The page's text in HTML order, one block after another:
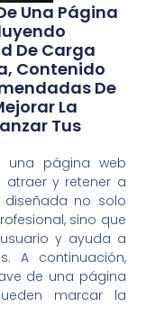
Una Página
De Carga
Contenido
De
La
Tus
una página web
y retener a
diseñada no solo
sino que
y ayuda a
A continuación,
de una página
marcar la